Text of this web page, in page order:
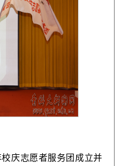
庆志愿者服务团成立并